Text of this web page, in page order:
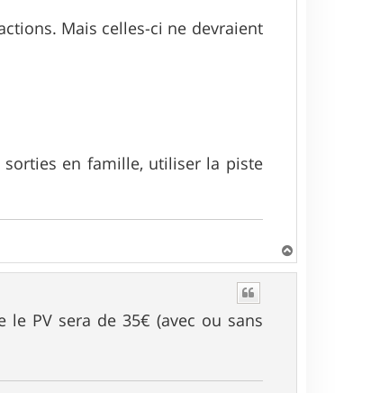
Mais celles-ci ne devraient
en famille, utiliser la piste
a
PV sera de 35€ (avec ou sans